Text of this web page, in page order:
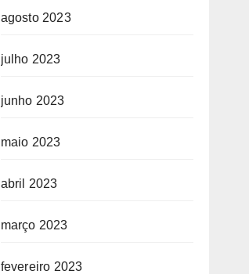
agosto 2023
julho 2023
junho 2023
maio 2023
abril 2023
março 2023
fevereiro 2023